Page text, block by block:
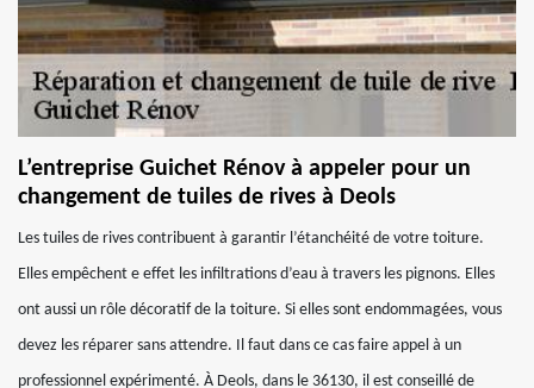
L’entreprise Guichet Rénov à appeler pour un
changement de tuiles de rives à Deols
Les tuiles de rives contribuent à garantir l’étanchéité de votre toiture.
Elles empêchent e effet les infiltrations d’eau à travers les pignons. Elles
ont aussi un rôle décoratif de la toiture. Si elles sont endommagées, vous
devez les réparer sans attendre. Il faut dans ce cas faire appel à un
professionnel expérimenté. À Deols, dans le 36130, il est conseillé de